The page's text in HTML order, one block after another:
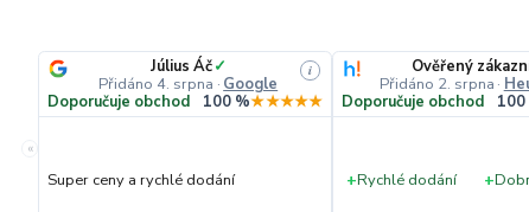
«
Július Áč✓
Přidáno 4. srpna · Google
i
Doporučuje obchod 100 %★★★★★
Super ceny a rychlé dodání
Ověřený
Přidáno 2. srpna ·
Doporučuje obchod
+Rychlé dodání +